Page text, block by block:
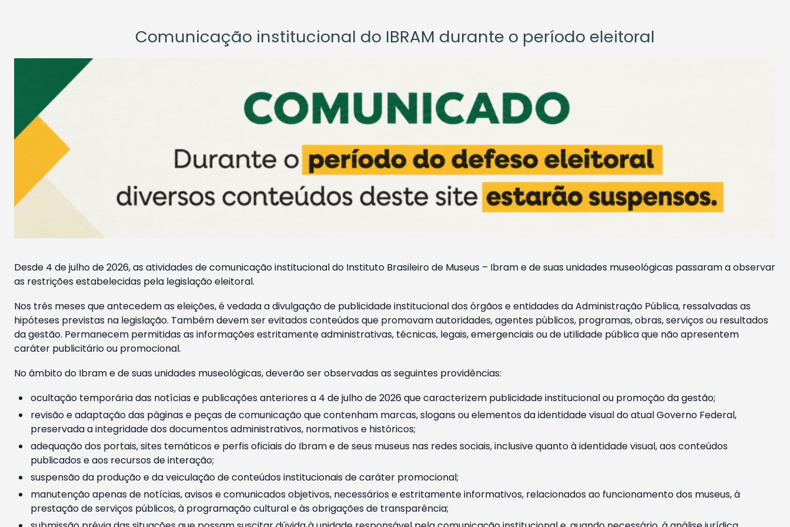
Comunicação institucional do IBRAM durante o período eleitoral
Desde 4 de julho de 2026, as atividades de comunicação institucional do Instituto Brasileiro de Museus – Ibram e de suas unidades museológicas passaram a observar
as restrições estabelecidas pela legislação eleitoral.
Nos três meses que antecedem as eleições, é vedada a divulgação de publicidade institucional dos órgãos e entidades da Administração Pública, ressalvadas as
hipóteses previstas na legislação. Também devem ser evitados conteúdos que promovam autoridades, agentes públicos, programas, obras, serviços ou resultados
da gestão. Permanecem permitidas as informações estritamente administrativas, técnicas, legais, emergenciais ou de utilidade pública que não apresentem
caráter publicitário ou promocional.
No âmbito do Ibram e de suas unidades museológicas, deverão ser observadas as seguintes providências:
ocultação temporária das notícias e publicações anteriores a 4 de julho de 2026 que caracterizem publicidade institucional ou promoção da gestão;
revisão e adaptação das páginas e peças de comunicação que contenham marcas, slogans ou elementos da identidade visual do atual Governo Federal,
preservada a integridade dos documentos administrativos, normativos e históricos;
adequação dos portais, sites temáticos e perfis oficiais do Ibram e de seus museus nas redes sociais, inclusive quanto à identidade visual, aos conteúdos
publicados e aos recursos de interação;
suspensão da produção e da veiculação de conteúdos institucionais de caráter promocional;
manutenção apenas de notícias, avisos e comunicados objetivos, necessários e estritamente informativos, relacionados ao funcionamento dos museus, à
prestação de serviços públicos, à programação cultural e às obrigações de transparência;